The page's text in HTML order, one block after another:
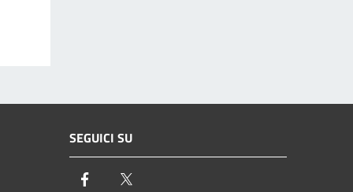
SEGUICI SU
Facebook